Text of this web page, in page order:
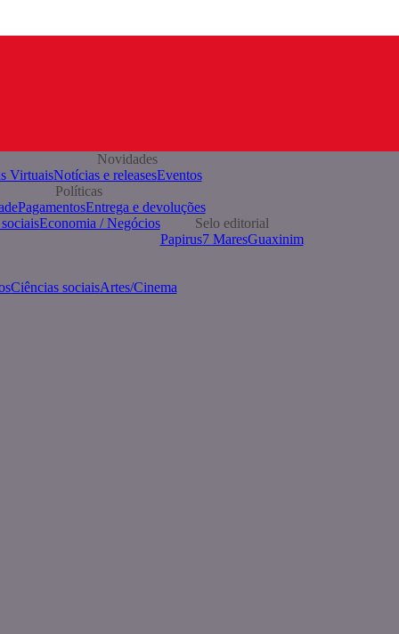
Virtuais
Novidades
Notícias e releasesEventos
Políticas
PagamentosEntrega e devoluções
Economia / Negócios
Selo editorial
Papirus7 MaresGuaxinim
Ciências sociaisArtes/Cinema